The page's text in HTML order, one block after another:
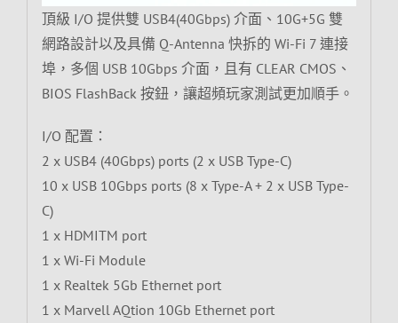
頂級 I/O 提供雙 USB4(40Gbps) 介面、10G+5G 雙
網路設計以及具備 Q-Antenna 快拆的 Wi-Fi 7 連接
埠，多個 USB 10Gbps 介面，且有 CLEAR CMOS、
BIOS FlashBack 按鈕，讓超頻玩家測試更加順手。
I/O 配置：
2 x USB4 (40Gbps) ports (2 x USB Type-C)
10 x USB 10Gbps ports (8 x Type-A + 2 x USB Type-
C)
1 x HDMITM port
1 x Wi-Fi Module
1 x Realtek 5Gb Ethernet port
1 x Marvell AQtion 10Gb Ethernet port